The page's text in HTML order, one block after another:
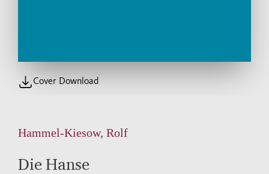
Cover Download
Hammel-Kiesow, Rolf
Die Hanse